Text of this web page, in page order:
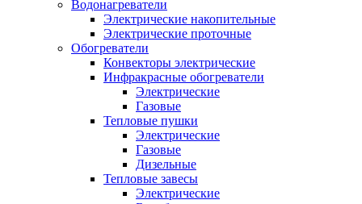
Водонагреватели
Электрические накопительные
Электрические проточные
Обогреватели
Конвекторы электрические
Инфракрасные обогреватели
Электрические
Газовые
Тепловые пушки
Электрические
Газовые
Дизельные
Тепловые завесы
Электрические